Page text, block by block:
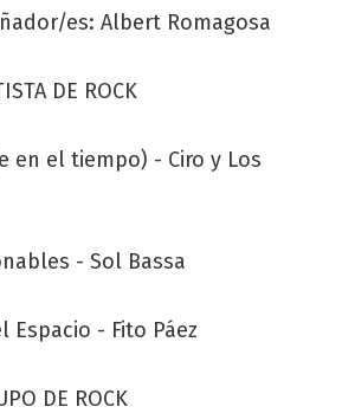
es: Albert Romagosa
DE ROCK
en el tiempo) - Ciro y Los
- Sol Bassa
Espacio - Fito Páez
DE ROCK